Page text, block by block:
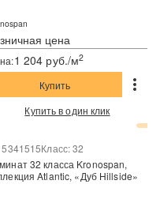
цена
1 204 руб./м2
Купить
Купить в один клик
5341515Класс: 32
32 класса Kronospan,
Atlantic, «Дуб Hillside»